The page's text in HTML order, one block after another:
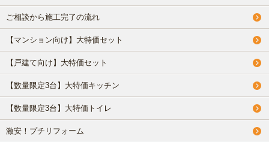
ご相談から施工完了の流れ
【マンション向け】大特価セット
【戸建て向け】大特価セット
【数量限定3台】大特価キッチン
【数量限定3台】大特価トイレ
激安！プチリフォーム